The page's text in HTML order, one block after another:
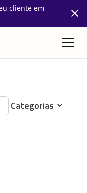
cliente em